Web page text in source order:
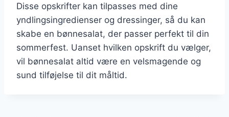
Disse opskrifter kan tilpasses med dine
yndlingsingredienser og dressinger, så du kan
skabe en bønnesalat, der passer perfekt til din
sommerfest. Uanset hvilken opskrift du vælger,
vil bønnesalat altid være en velsmagende og
sund tilføjelse til dit måltid.